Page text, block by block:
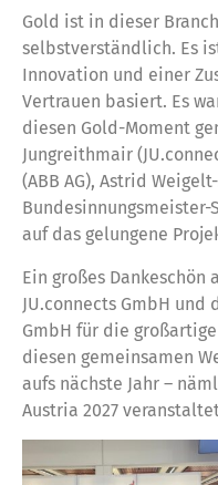
Gold ist in dieser
selbstverständlich. Es
Innovation und einer
Vertrauen basiert. Es
diesen Gold-Moment
Jungreithmair
(ABB AG), Astrid
Bundesinnungsmeister-
auf das gelungene
Ein großes Dankeschön
JU.connects GmbH
GmbH für die
diesen gemeinsamen
aufs nächste Jahr –
Austria 2027